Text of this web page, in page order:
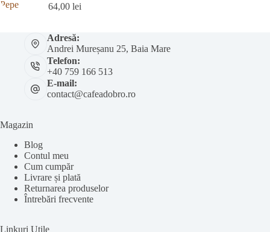
64,00 lei
Adresă:
Andrei Mureșanu 25, Baia Mare
Telefon:
+40 759 166 513
E-mail:
contact@cafeadobro.ro
Magazin
Blog
Contul meu
Cum cumpăr
Livrare și plată
Returnarea produselor
Întrebări frecvente
Linkuri Utile